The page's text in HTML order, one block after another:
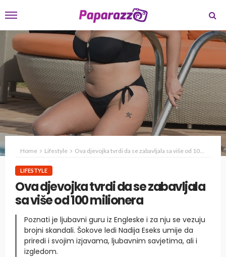
Home Lifestyle Ova djevojka tvrdi da se zabavljala sa više od 100 milionera
LIFESTYLE
Ova djevojka tvrdi da se zabavljala
sa više od 100 milionera
Poznati je ljubavni guru iz Engleske i za nju se vezuju
brojni skandali. Šokove ledi Nadija Eseks umije da
priredi i svojim izjavama, ljubavnim savjetima, ali i
izgledom.